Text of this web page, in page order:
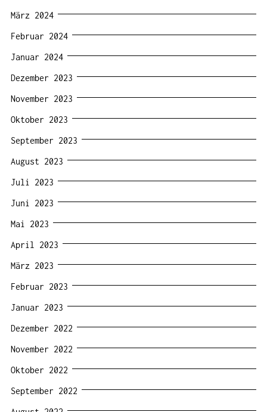
März 2024
Februar 2024
Januar 2024
Dezember 2023
November 2023
Oktober 2023
September 2023
August 2023
Juli 2023
Juni 2023
Mai 2023
April 2023
März 2023
Februar 2023
Januar 2023
Dezember 2022
November 2022
Oktober 2022
September 2022